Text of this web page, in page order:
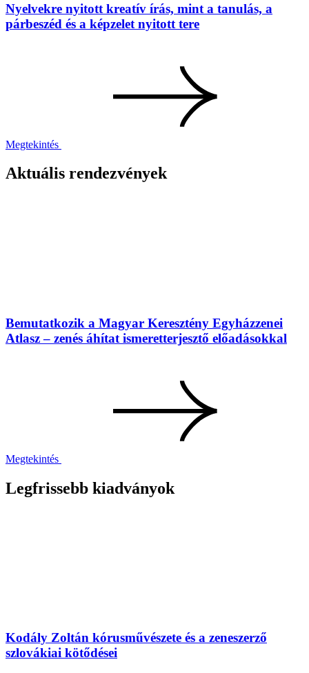
Nyelvekre nyitott kreatív írás, mint a tanulás, a
párbeszéd és a képzelet nyitott tere
Megtekintés
Aktuális rendezvények
Bemutatkozik a Magyar Keresztény Egyházzenei
Atlasz – zenés áhítat ismeretterjesztő előadásokkal
Megtekintés
Legfrissebb kiadványok
Kodály Zoltán kórusművészete és a zeneszerző
szlovákiai kötődései